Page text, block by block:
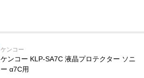
ケンコー
ケンコー KLP-SA7C 液晶プロテクター ソニ
ー α7C用